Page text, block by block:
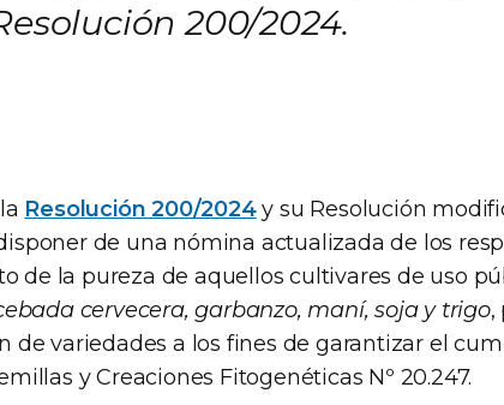
200/2024.
Resolución 200/2024y su Resolución
de una nómina actualizada de los
de la pureza de aquellos cultivares de uso
cervecera, garbanzo, maní, soja y trigo,
de variedades a los fines de garantizar el
y Creaciones Fitogenéticas Nº 20.247.